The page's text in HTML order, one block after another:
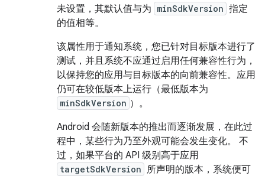
未设置，其默认值与为 minSdkVersion 指定
的值相等。
该属性用于通知系统，您已针对目标版本进行了
测试，并且系统不应通过启用任何兼容性行为，
以保持您的应用与目标版本的向前兼容性。应用
仍可在较低版本上运行（最低版本为
minSdkVersion ）。
Android 会随新版本的推出而逐渐发展，在此过
程中，某些行为乃至外观可能会发生变化。 不
过，如果平台的 API 级别高于应用
targetSdkVersion 所声明的版本，系统便可